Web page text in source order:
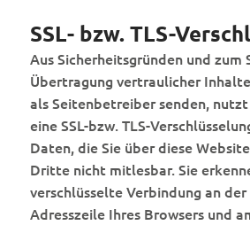
SSL- bzw. TLS-
Aus Sicherheitsgründen und zum
Übertragung vertraulicher
als Seitenbetreiber senden,
eine SSL-bzw. TLS-
Daten, die Sie über diese
Dritte nicht mitlesbar. Sie
verschlüsselte Verbindung an
Adresszeile Ihres Browsers und